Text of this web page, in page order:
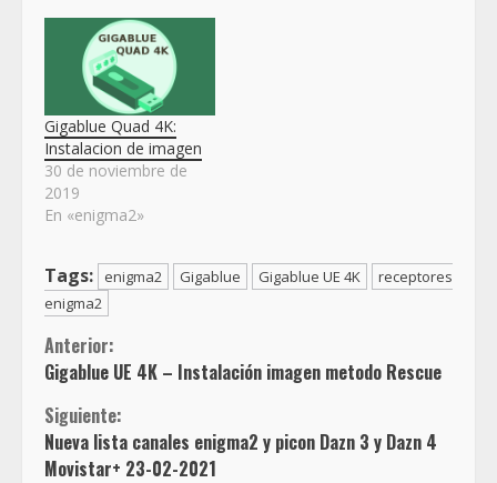
Gigablue Quad 4K:
Instalacion de imagen
30 de noviembre de
2019
En «enigma2»
Tags: enigma2 Gigablue Gigablue UE 4K
receptores
enigma2
Sigue
leyendo
Anterior:
Gigablue UE 4K – Instalación imagen metodo Rescue
Siguiente:
Nueva lista canales enigma2 y picon Dazn 3 y Dazn 4
Movistar+ 23-02-2021